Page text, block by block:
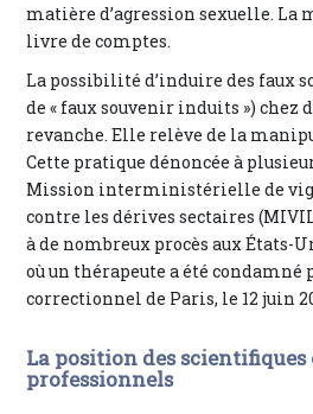
matière d’agression sexuelle. La
livre de comptes.
La possibilité d’induire des faux
de « faux souvenir induits ») chez
revanche. Elle relève de la
Cette pratique dénoncée à
Mission interministérielle de
contre les dérives sectaires
à de nombreux procès aux États-
où un thérapeute a été
correctionnel de Paris, le 12 juin
La position des scientifiques
professionnels